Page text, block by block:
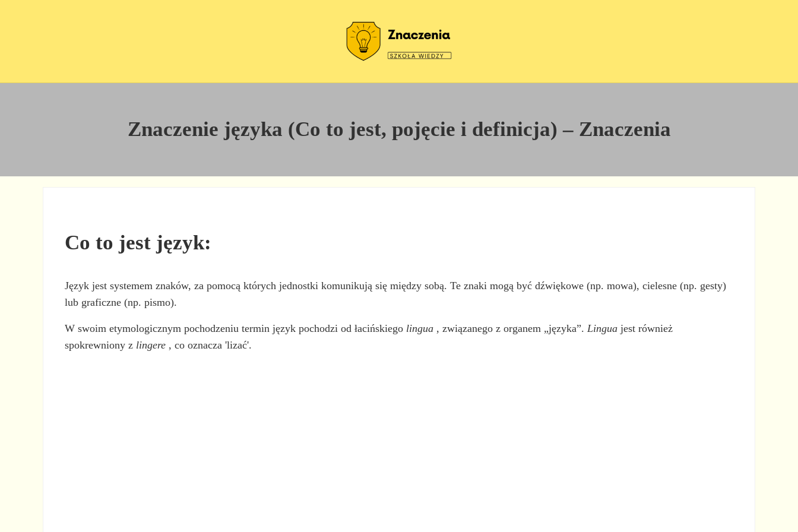
Znaczenie języka (Co to jest, pojęcie i definicja) – Znaczenia
Co to jest język:
Język jest systemem znaków, za pomocą których jednostki komunikują się między sobą. Te znaki mogą być dźwiękowe (np. mowa), cielesne (np. gesty)
lub graficzne (np. pismo).
W swoim etymologicznym pochodzeniu termin język pochodzi od łacińskiego lingua , związanego z organem „języka”. Lingua jest również
spokrewniony z lingere , co oznacza 'lizać'.